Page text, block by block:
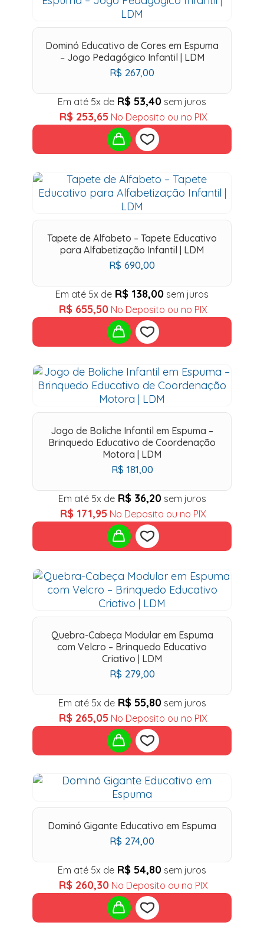
to
wishlist
Dominó Educativo de Cores em Espuma
– Jogo Pedagógico Infantil | LDM
R$ 267,00
Em até 5x de R$ 53,40 sem juros
R$ 253,65 No Deposito ou no PIX
Add
to
wishlist
Tapete de Alfabeto – Tapete Educativo
para Alfabetização Infantil | LDM
R$ 690,00
Em até 5x de R$ 138,00 sem juros
R$ 655,50 No Deposito ou no PIX
Add
to
wishlist
Jogo de Boliche Infantil em Espuma –
Brinquedo Educativo de Coordenação
Motora | LDM
R$ 181,00
Em até 5x de R$ 36,20 sem juros
R$ 171,95 No Deposito ou no PIX
Add
to
wishlist
Quebra-Cabeça Modular em Espuma
com Velcro – Brinquedo Educativo
Criativo | LDM
R$ 279,00
Em até 5x de R$ 55,80 sem juros
R$ 265,05 No Deposito ou no PIX
Add
to
wishlist
Dominó Gigante Educativo em Espuma
R$ 274,00
Em até 5x de R$ 54,80 sem juros
R$ 260,30 No Deposito ou no PIX